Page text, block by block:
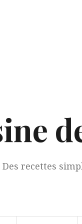
Des recettes